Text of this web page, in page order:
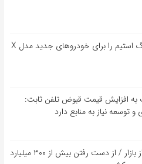
تسلا سرویس گیمینگ استیم را برای خودروهای جدید مدل X
به افزایش قیمت قبوض تلفن ثابت:
توسعه نیاز به منابع دارد
احتمال خروج رایتل از بازار / از دست رفتن بیش از ۳۰۰ میلیارد